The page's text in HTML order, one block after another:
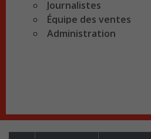
Journalistes
Équipe des ventes
Administration